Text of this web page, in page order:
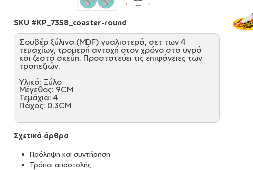
SKU #KP_7358_coaster-round
Σουβέρ ξύλινα (MDF) γυαλιστερά, σετ των 4
τεμαχίων, τρομερή αντοχή στον χρόνο στα υγρά
και ζεστά σκεύη. Προστατεύει τις επιφάνειες των
τραπεζιών.
Υλικό: Ξύλο
Μέγεθος: 9CM
Τεμάχια: 4
Πάχος: 0.3CM
Σχετικά άρθρα
Πρόληψη και συντήρηση
Τρόποι αποστολής